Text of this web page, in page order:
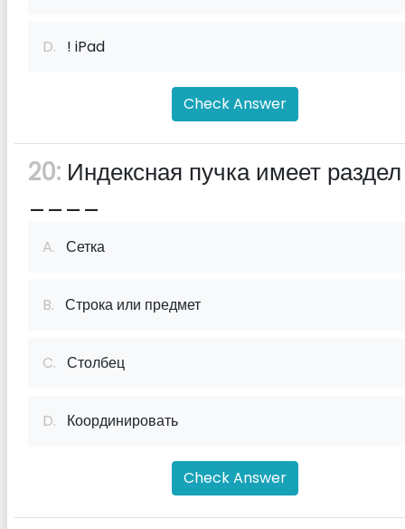
D. ! iPad
Check Answer
20: Индексная пучка имеет
____
A. Сетка
B. Строка или предмет
C. Столбец
D. Координировать
Check Answer